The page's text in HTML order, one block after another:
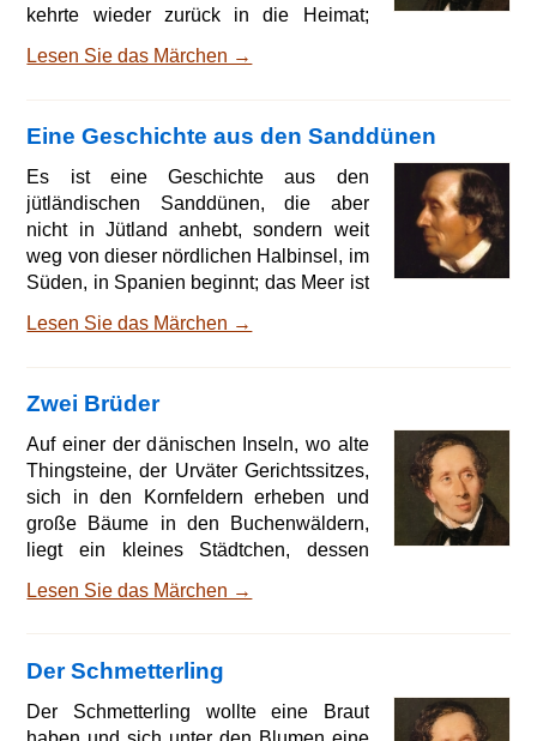
kehrte wieder zurück in die Heimat;
noch, aber doch immerhin zehn Jahre
kleinen Provinzstädten der Insel
Seeland. Das ganze Städtchen wußte,
wer der Fremde war; seinetwegen gab
eine der reichsten Familien eine
Gesellschaft, und dazu war alles,
Lesen Sie das Märchen →
Eine Geschichte aus den Sanddünen
Es ist eine Geschichte aus den
jütländischen Sanddünen, die aber
nicht in Jütland anhebt, sondern weit
weg von dieser nördlichen Halbinsel, im
Süden, in Spanien beginnt; das Meer ist
versetze dich in Gedanken dorthin, hin
die feuerroten Granatblüten zwischen
dunklen Lorbeerbäumen; von den
Bergen weht ein frischer, labender Wind
herab über die Orangengärten, über die
prächtigen maurischen
Lesen Sie das Märchen →
Zwei Brüder
Auf einer der dänischen Inseln, wo alte
Thingsteine, der Urväter Gerichtssitzes,
sich in den Kornfeldern erheben und
große Bäume in den Buchenwäldern,
liegt ein kleines Städtchen, dessen
gedeckt sind. In einem dieser Häuser
gebraut, es wurde in Gläsern gekocht,
gemischt und destilliert, und Kräuter
wurden zerhackt und in Mörsern
Lesen Sie das Märchen →
Der Schmetterling
Der Schmetterling wollte eine Braut